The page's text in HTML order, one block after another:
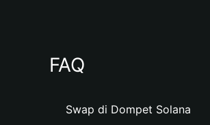
FAQ
Swap di Dompet Solana